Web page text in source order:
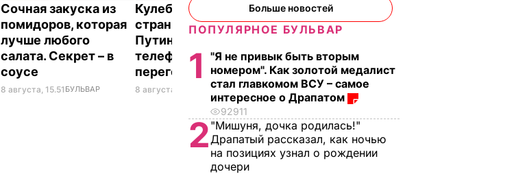
Сочная закуска из
помидоров, которая
лучше любого
салата. Секрет – в
соусе
8 августа, 15.51 БУЛЬВАР
Кулеба рассказал о
странной манере
Путина вести
телефонные
переговоры
8 августа, 10.25 МИР
Кулеба объяснил,
почему Трамп на
придрался к
костюму
Зеленского
8 августа, 08.33 МИР
Больше новостей
ПОПУЛЯРНОЕ БУЛЬВАР
1
"Я не привык быть вторым
номером". Как золотой медалист
стал главкомом ВСУ – самое
интересное о Драпатом
92911
2 "Мишуня, дочка родилась!"
Драпатый рассказал, как ночью
на позициях узнал о рождении
дочери